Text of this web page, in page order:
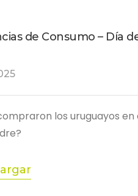
de Consumo – Día
los uruguayos en